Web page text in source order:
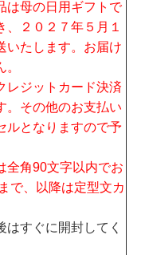
は母の日用ギフトで
２０２７年５月１
いたします。お届け
レジットカード決済
。その他のお支払い
ルとなりますので予
全角90文字以内でお
で、以降は定型文カ
はすぐに開封してく